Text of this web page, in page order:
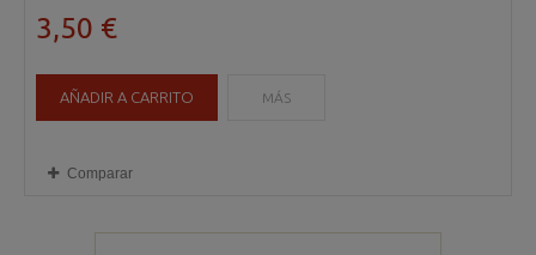
3,50 €
AÑADIR A CARRITO MÁS
Comparar